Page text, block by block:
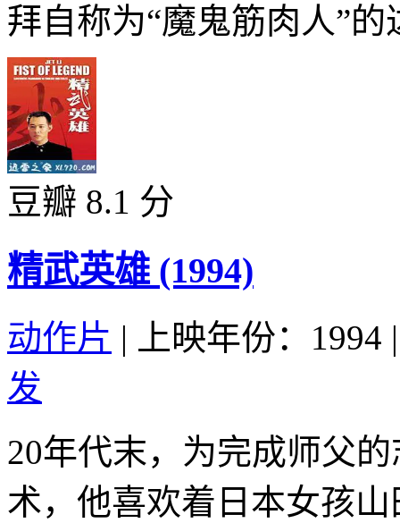
拜自称为“魔鬼筋肉人”
豆瓣 8.1 分
精武英雄 (1994)
动作片 | 上映年份：1994 |
发
20年代末，为完成师父
术，他喜欢着日本女孩